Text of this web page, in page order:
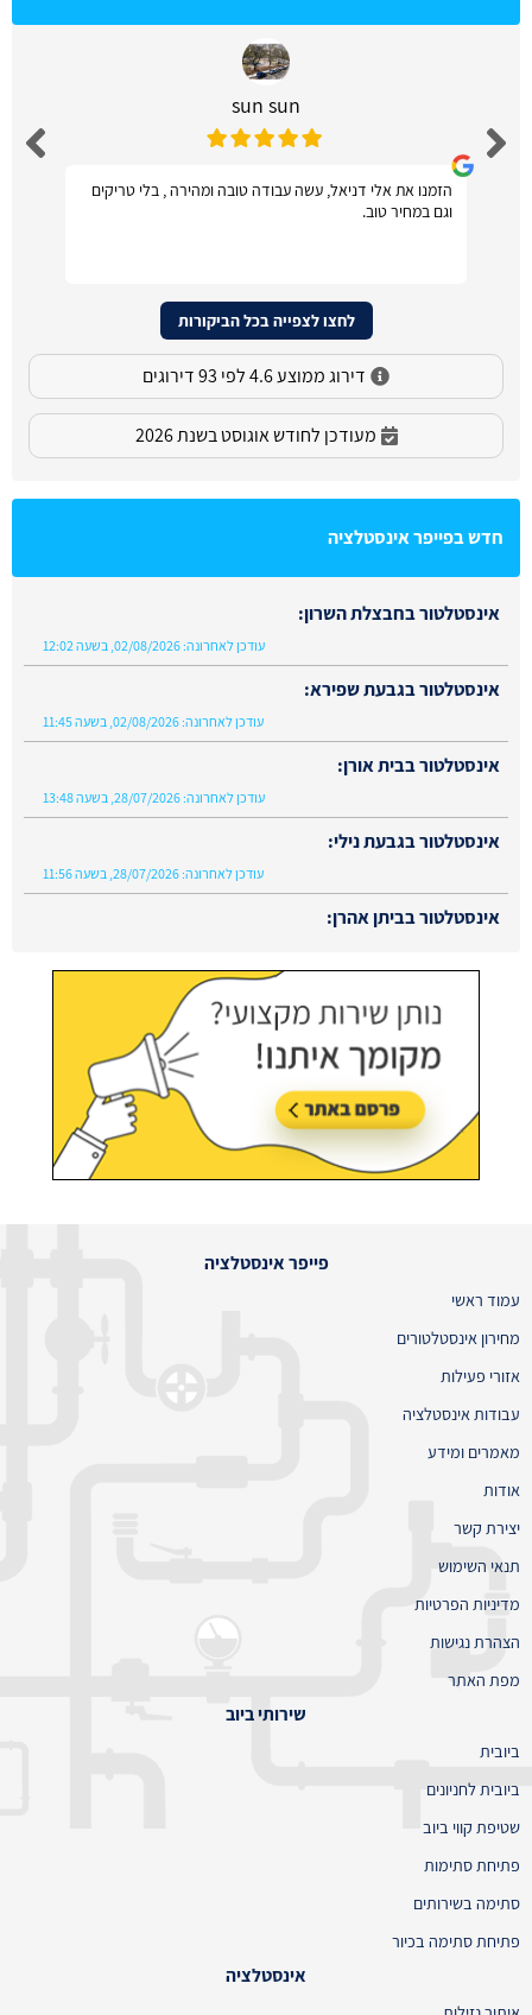
sun sun
הזמנו את אלי דניאל, עשה עבודה טובה ומהירה , בלי טריקים
וגם במחיר טוב.
לחצו לצפייה בכל הביקורות
דירוג ממוצע 4.6 לפי 93 דירוגים
מעודכן לחודש אוגוסט בשנת 2026
חדש בפייפר אינסטלציה
אינסטלטור בחבצלת השרון:
עודכן לאחרונה: 02/08/2026, בשעה 12:02
אינסטלטור בגבעת שפירא:
עודכן לאחרונה: 02/08/2026, בשעה 11:45
אינסטלטור בבית אורן:
עודכן לאחרונה: 28/07/2026, בשעה 13:48
אינסטלטור בגבעת נילי:
עודכן לאחרונה: 28/07/2026, בשעה 11:56
אינסטלטור בביתן אהרן:
פייפר אינסטלציה
עמוד ראשי
מחירון אינסטלטורים
אזורי פעילות
עבודות אינסטלציה
מאמרים ומידע
אודות
יצירת קשר
תנאי השימוש
מדיניות הפרטיות
הצהרת נגישות
מפת האתר
שירותי ביוב
ביובית
ביובית לחניונים
שטיפת קווי ביוב
פתיחת סתימות
סתימה בשירותים
פתיחת סתימה בכיור
אינסטלציה